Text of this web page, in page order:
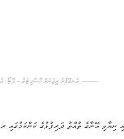
އުނގޫފާރު ރީޖަނަލް ހޮސްޕިޓަލް – ފޮޓޯ:
އޭނާގެ ތުއްތު ދަރިފުޅުގެ